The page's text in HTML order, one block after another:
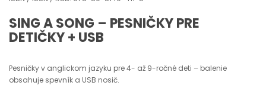
SING A SONG – PESNIČKY PRE
DETIČKY + USB
Pesničky v anglickom jazyku pre 4- až 9-ročné deti – balenie
obsahuje spevník a USB nosič.